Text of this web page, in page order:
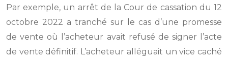
Par exemple, un arrêt de la Cour de cassation du 12
octobre 2022 a tranché sur le cas d’une promesse
de vente où l’acheteur avait refusé de signer l’acte
de vente définitif. L’acheteur alléguait un vice caché